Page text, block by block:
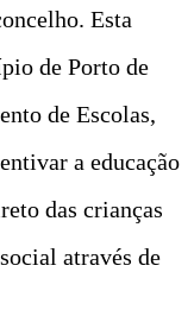
Esta
de Porto de
de Escolas,
a educação
das crianças
através de